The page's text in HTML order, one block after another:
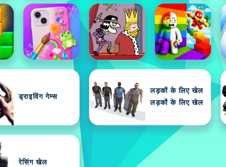
ड्राइविंग गेम्स
लड़कों के लिए खेल
लड़कों के लिए खेल
रेसिंग खेल